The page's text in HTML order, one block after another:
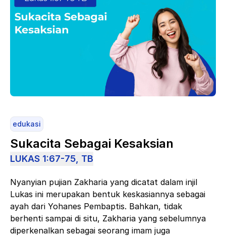
edukasi
Sukacita Sebagai Kesaksian
LUKAS 1:67-75, TB
Nyanyian pujian Zakharia yang dicatat dalam injil
Lukas ini merupakan bentuk keskasiannya sebagai
ayah dari Yohanes Pembaptis. Bahkan, tidak
berhenti sampai di situ, Zakharia yang sebelumnya
diperkenalkan sebagai seorang imam juga